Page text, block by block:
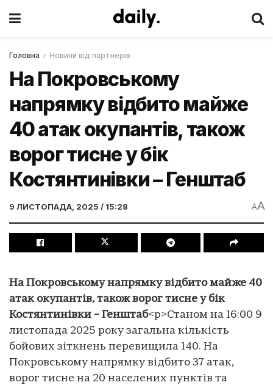
Головна Новини від партнерів
На Покровському
напрямку відбито майже
40 атак окупантів, також
ворог тисне у бік
Костянтинівки – Генштаб
9 ЛИСТОПАДА, 2025 / 15:28 AA
На Покровському напрямку відбито майже 40
атак окупантів, також ворог тисне у бік
Костянтинівки – Генштаб<p>Станом на 16:00 9
листопада 2025 року загальна кількість
бойових зіткнень перевищила 140. На
Покровському напрямку відбито 37 атак,
ворог тисне на 20 населених пунктів та